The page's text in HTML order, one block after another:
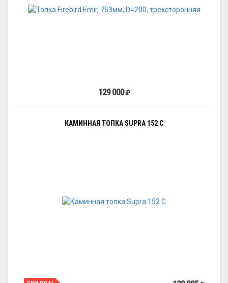
129 000₽
КАМИННАЯ ТОПКА SUPRA 152 C